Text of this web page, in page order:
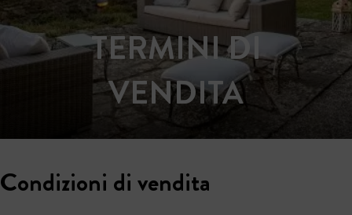
TERMINI DI
VENDITA
Condizioni di vendita